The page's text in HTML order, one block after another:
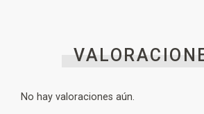
No hay valoraciones aún.